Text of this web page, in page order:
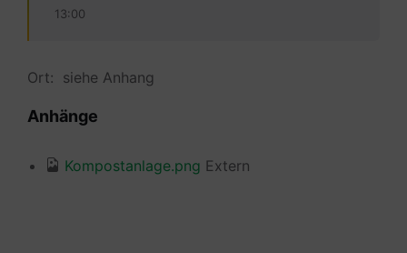
13:00
Ort: siehe Anhang
Anhänge
Kompostanlage.png Extern